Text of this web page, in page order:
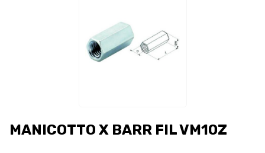
MANICOTTO X BARR FIL VM10Z